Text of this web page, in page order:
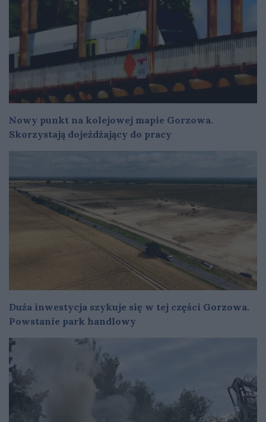
Nowy punkt na kolejowej mapie Gorzowa.
Skorzystają dojeżdżający do pracy
Duża inwestycja szykuje się w tej części Gorzowa.
Powstanie park handlowy